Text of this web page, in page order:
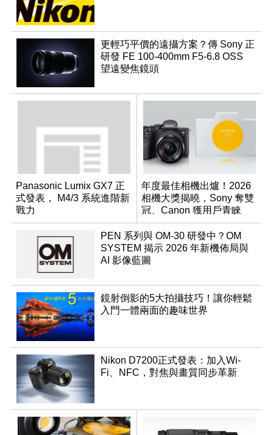
更輕巧平價的遠攝方案？傳 Sony 正
研發 FE 100-400mm F5-6.8 OSS
望遠變焦鏡頭
Panasonic Lumix GX7 正
式發表， M4/3 系統進階新
戰力
年度最佳相機出爐！2026
相機大獎揭曉，Sony 奪雙
冠、Canon 獲用戶青睞
PEN 系列與 OM-30 研發中？OM
SYSTEM 揭示 2026 年新機佈局與
AI 影像藍圖
鏡射倒影的5大拍攝技巧！讓你輕鬆
入門一體兩面的趣味世界
Nikon D7200正式發表：加入Wi-
Fi、NFC，對焦與畫質同步革新